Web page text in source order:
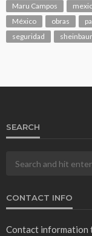
Maru Campos
México
obras
seguridad
SEARCH
CONTACT INFO
Contact information